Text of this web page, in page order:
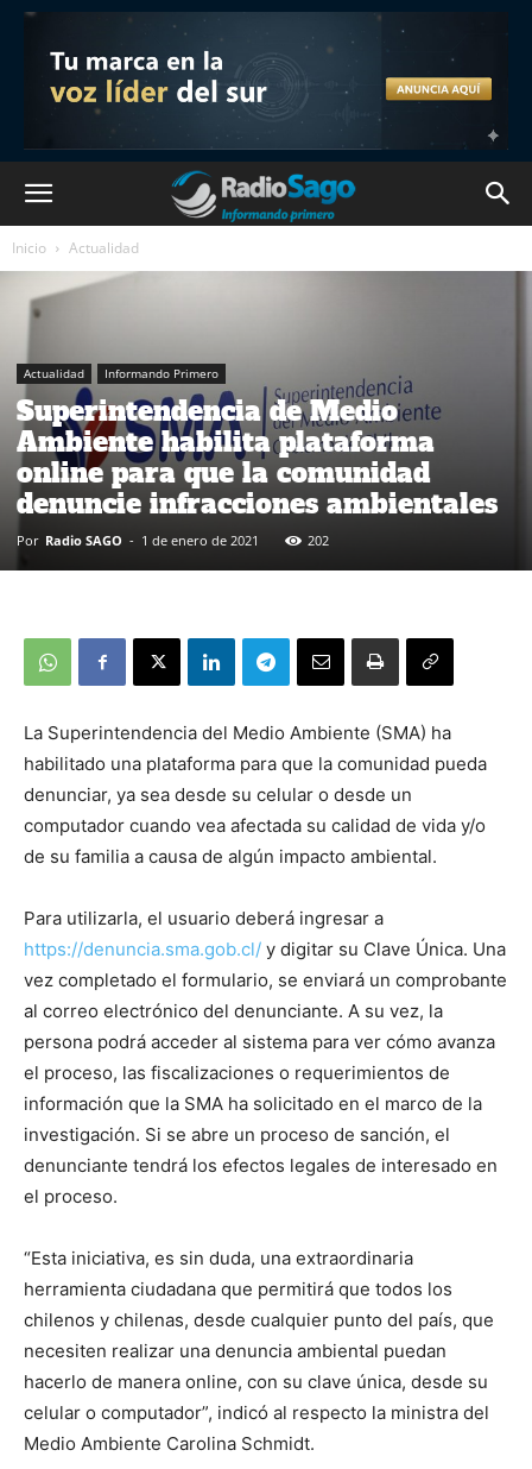
Inicio Actualidad
Actualidad Informando Primero
Superintendencia de Medio
Ambiente habilita plataforma
online para que la comunidad
denuncie infracciones ambientales
Por Radio SAGO - 1 de enero de 2021 202
La Superintendencia del Medio Ambiente (SMA) ha
habilitado una plataforma para que la comunidad pueda
denunciar, ya sea desde su celular o desde un
computador cuando vea afectada su calidad de vida y/o
de su familia a causa de algún impacto ambiental.
Para utilizarla, el usuario deberá ingresar a
https://denuncia.sma.gob.cl/ y digitar su Clave Única. Una
vez completado el formulario, se enviará un comprobante
al correo electrónico del denunciante. A su vez, la
persona podrá acceder al sistema para ver cómo avanza
el proceso, las fiscalizaciones o requerimientos de
información que la SMA ha solicitado en el marco de la
investigación. Si se abre un proceso de sanción, el
denunciante tendrá los efectos legales de interesado en
el proceso.
“Esta iniciativa, es sin duda, una extraordinaria
herramienta ciudadana que permitirá que todos los
chilenos y chilenas, desde cualquier punto del país, que
necesiten realizar una denuncia ambiental puedan
hacerlo de manera online, con su clave única, desde su
celular o computador”, indicó al respecto la ministra del
Medio Ambiente Carolina Schmidt.